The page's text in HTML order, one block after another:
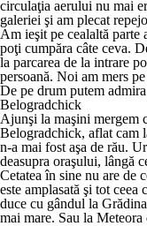
circulaţia aerului nu mai
galeriei şi am plecat
Am ieşit pe cealaltă
poţi cumpăra câte ceva.
la parcarea de la intrare
persoană. Noi am mers
De pe drum putem
Belogradchick
Ajunşi la maşini mergem
Belogradchick, aflat cam
n-a mai fost aşa de rău.
deasupra oraşului, lângă
Cetatea în sine nu are de
este amplasată şi tot ceea
duce cu gândul la
mai mare. Sau la